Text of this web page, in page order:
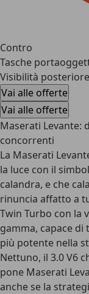
Contro
Tasche
Visibilità posteriore
Vai alle offerte
Vai alle offerte
Maserati Levante:
concorrenti
La Maserati
la luce con il
calandra, e che
rinuncia affatto a
Twin Turbo con la
gamma, capace di
più potente nella
Nettuno, il 3.0 V6
pone Maserati
anche se la